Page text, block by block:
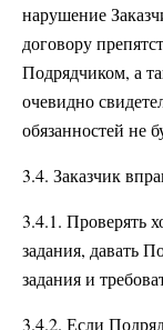
нарушение
договору
Подрядчиком, а
очевидно
обязанностей не
3.4. Заказчик
3.4.1. Проверять
задания, давать
задания и
3.4.2. Если